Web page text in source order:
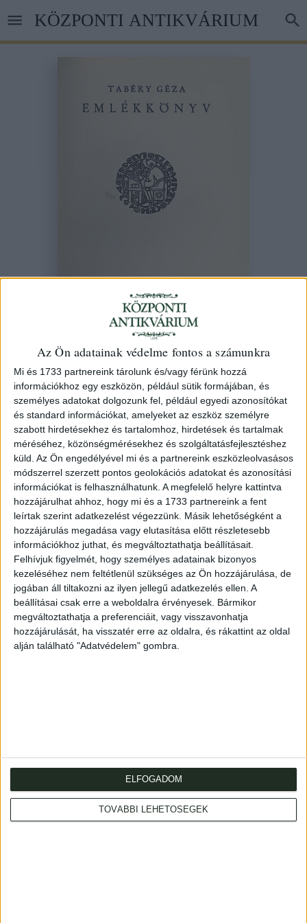
Az Ön adatainak védelme fontos a számunkra
Mi és 1733 partnereink tárolunk és/vagy férünk hozzá
információkhoz egy eszközön, például sütik formájában, és
személyes adatokat dolgozunk fel, például egyedi azonosítókat
és standard információkat, amelyeket az eszköz személyre
szabott hirdetésekhez és tartalomhoz, hirdetések és tartalmak
méréséhez, közönségmérésekhez és szolgáltatásfejlesztéshez
küld. Az Ön engedélyével mi és a partnereink eszközleolvasásos
módszerrel szerzett pontos geolokációs adatokat és azonosítási
információkat is felhasználhatunk. A megfelelő helyre kattintva
hozzájárulhat ahhoz, hogy mi és a 1733 partnereink a fent
leírtak szerint adatkezelést végezzünk. Másik lehetőségként a
hozzájárulás megadása vagy elutasítása előtt részletesebb
információkhoz juthat, és megváltoztathatja beállításait.
Felhívjuk figyelmét, hogy személyes adatainak bizonyos
kezeléséhez nem feltétlenül szükséges az Ön hozzájárulása, de
jogában áll tiltakozni az ilyen jellegű adatkezelés ellen. A
beállításai csak erre a weboldalra érvényesek. Bármikor
megváltoztathatja a preferenciáit, vagy visszavonhatja
hozzájárulását, ha visszatér erre az oldalra, és rákattint az oldal
alján található "Adatvédelem" gombra.
TOVÁBBI LEHETŐSÉGEK
ELFOGADOM
tartalomra
KÖZPONTI ANTIKVÁRIUM
--- emlékkönyv
1930 Kolozsvár ESzC
106. árverés/ 64.
Azonosító
76965
85+(2)+VIIp.+1t. Első kiadás. Számozott (199./?), S.
Leölkes Béla részére készült, előfizetői példány.
Kopottas, kiadói félbőr-kötésben. A gerinc felső részén
kis sérüléssel.
Telefon: +36 1 317 3514
Nyitva: hétköznap 10-18h, szombat 10-14h
: eladas@kozpontiantikvarium.hu